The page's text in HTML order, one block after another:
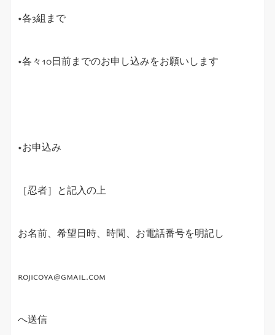
◆各3組まで
◆各々10日前までのお申し込みをお願いします
◆お申込み
［忍者］と記入の上
お名前、希望日時、時間、お電話番号を明記し
rojicoya@gmail.com
へ送信